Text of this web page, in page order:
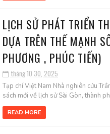
LỊCH SỬ PHÁT TRIỂN
DỰA TRÊN THẾ MẠNH
PHƯƠNG , PHÚC TIẾN)
tháng 10 30, 2025
Tạp chí Việt Nam Nhà nghiên cứu
sách mới về lịch sử Sài Gòn, thành
READ MORE